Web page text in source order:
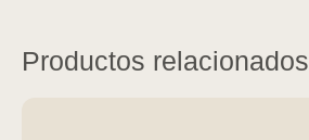
Productos relacionados